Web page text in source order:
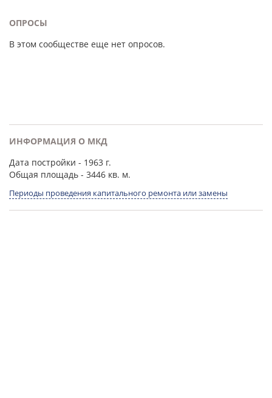
ОПРОСЫ
В этом сообществе еще нет опросов.
ИНФОРМАЦИЯ О МКД
Дата постройки - 1963 г.
Общая площадь - 3446 кв. м.
Периоды проведения капитального ремонта или замены